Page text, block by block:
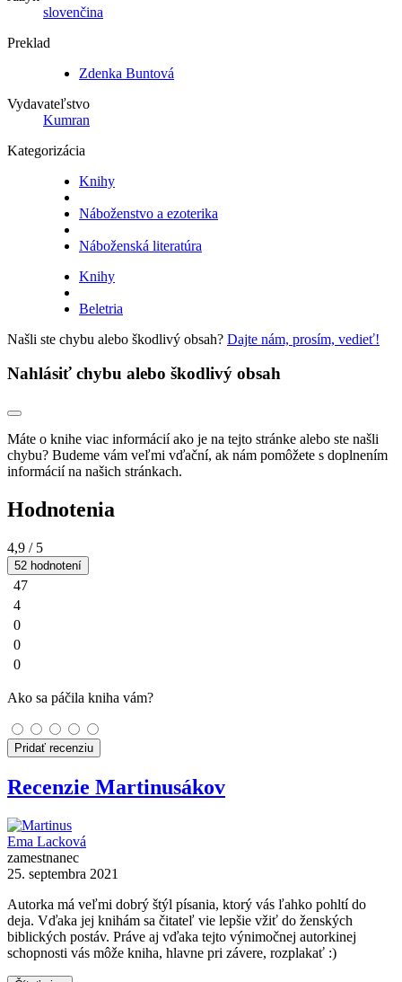
slovenčina
Preklad
Zdenka Buntová
Vydavateľstvo
Kumran
Kategorizácia
Knihy
Náboženstvo a ezoterika
Náboženská literatúra
Knihy
Beletria
Našli ste chybu alebo škodlivý obsah? Dajte nám, prosím, vedieť!
Nahlásiť chybu alebo škodlivý obsah
Máte o knihe viac informácií ako je na tejto stránke alebo ste našli
chybu? Budeme vám veľmi vďační, ak nám pomôžete s doplnením
informácií na našich stránkach.
Hodnotenia
4,9 / 5
52 hodnotení
47
4
0
0
0
Ako sa páčila kniha vám?
Pridať recenziu
Recenzie Martinusákov
Ema Lacková
zamestnanec
25. septembra 2021
Autorka má veľmi dobrý štýl písania, ktorý vás ľahko pohltí do
deja. Vďaka jej knihám sa čitateľ vie lepšie vžiť do ženských
biblických postáv. Práve aj vďaka tejto výnimočnej autorkinej
schopnosti vás môže kniha, hlavne pri závere, rozplakať :)